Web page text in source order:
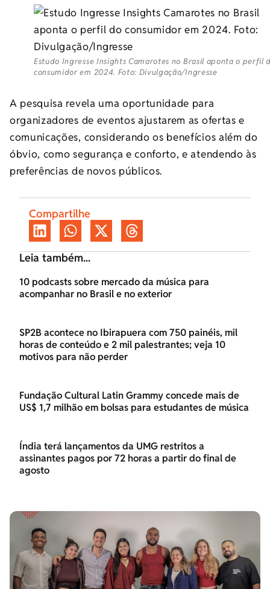
Estudo Ingresse Insights Camarotes no Brasil aponta o perfil
consumidor em 2024. Foto: Divulgação/Ingresse
A pesquisa revela uma oportunidade para
organizadores de eventos ajustarem as ofertas e
comunicações, considerando os benefícios além do
óbvio, como segurança e conforto, e atendendo às
preferências de novos públicos.
Compartilhe
Leia também...
10 podcasts sobre mercado da música para
acompanhar no Brasil e no exterior
SP2B acontece no Ibirapuera com 750 painéis, mil
horas de conteúdo e 2 mil palestrantes; veja 10
motivos para não perder
Fundação Cultural Latin Grammy concede mais de
US$ 1,7 milhão em bolsas para estudantes de música
Índia terá lançamentos da UMG restritos a
assinantes pagos por 72 horas a partir do final de
agosto